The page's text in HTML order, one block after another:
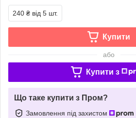
240 ₴ від 5 шт.
Купити
або
Купити з
Що таке купити з Пром?
Замовлення під захистом